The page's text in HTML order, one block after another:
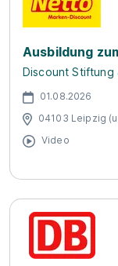
Ausbildung
Discount Stiftung
01.08.2026
04103 Leipzig
Video